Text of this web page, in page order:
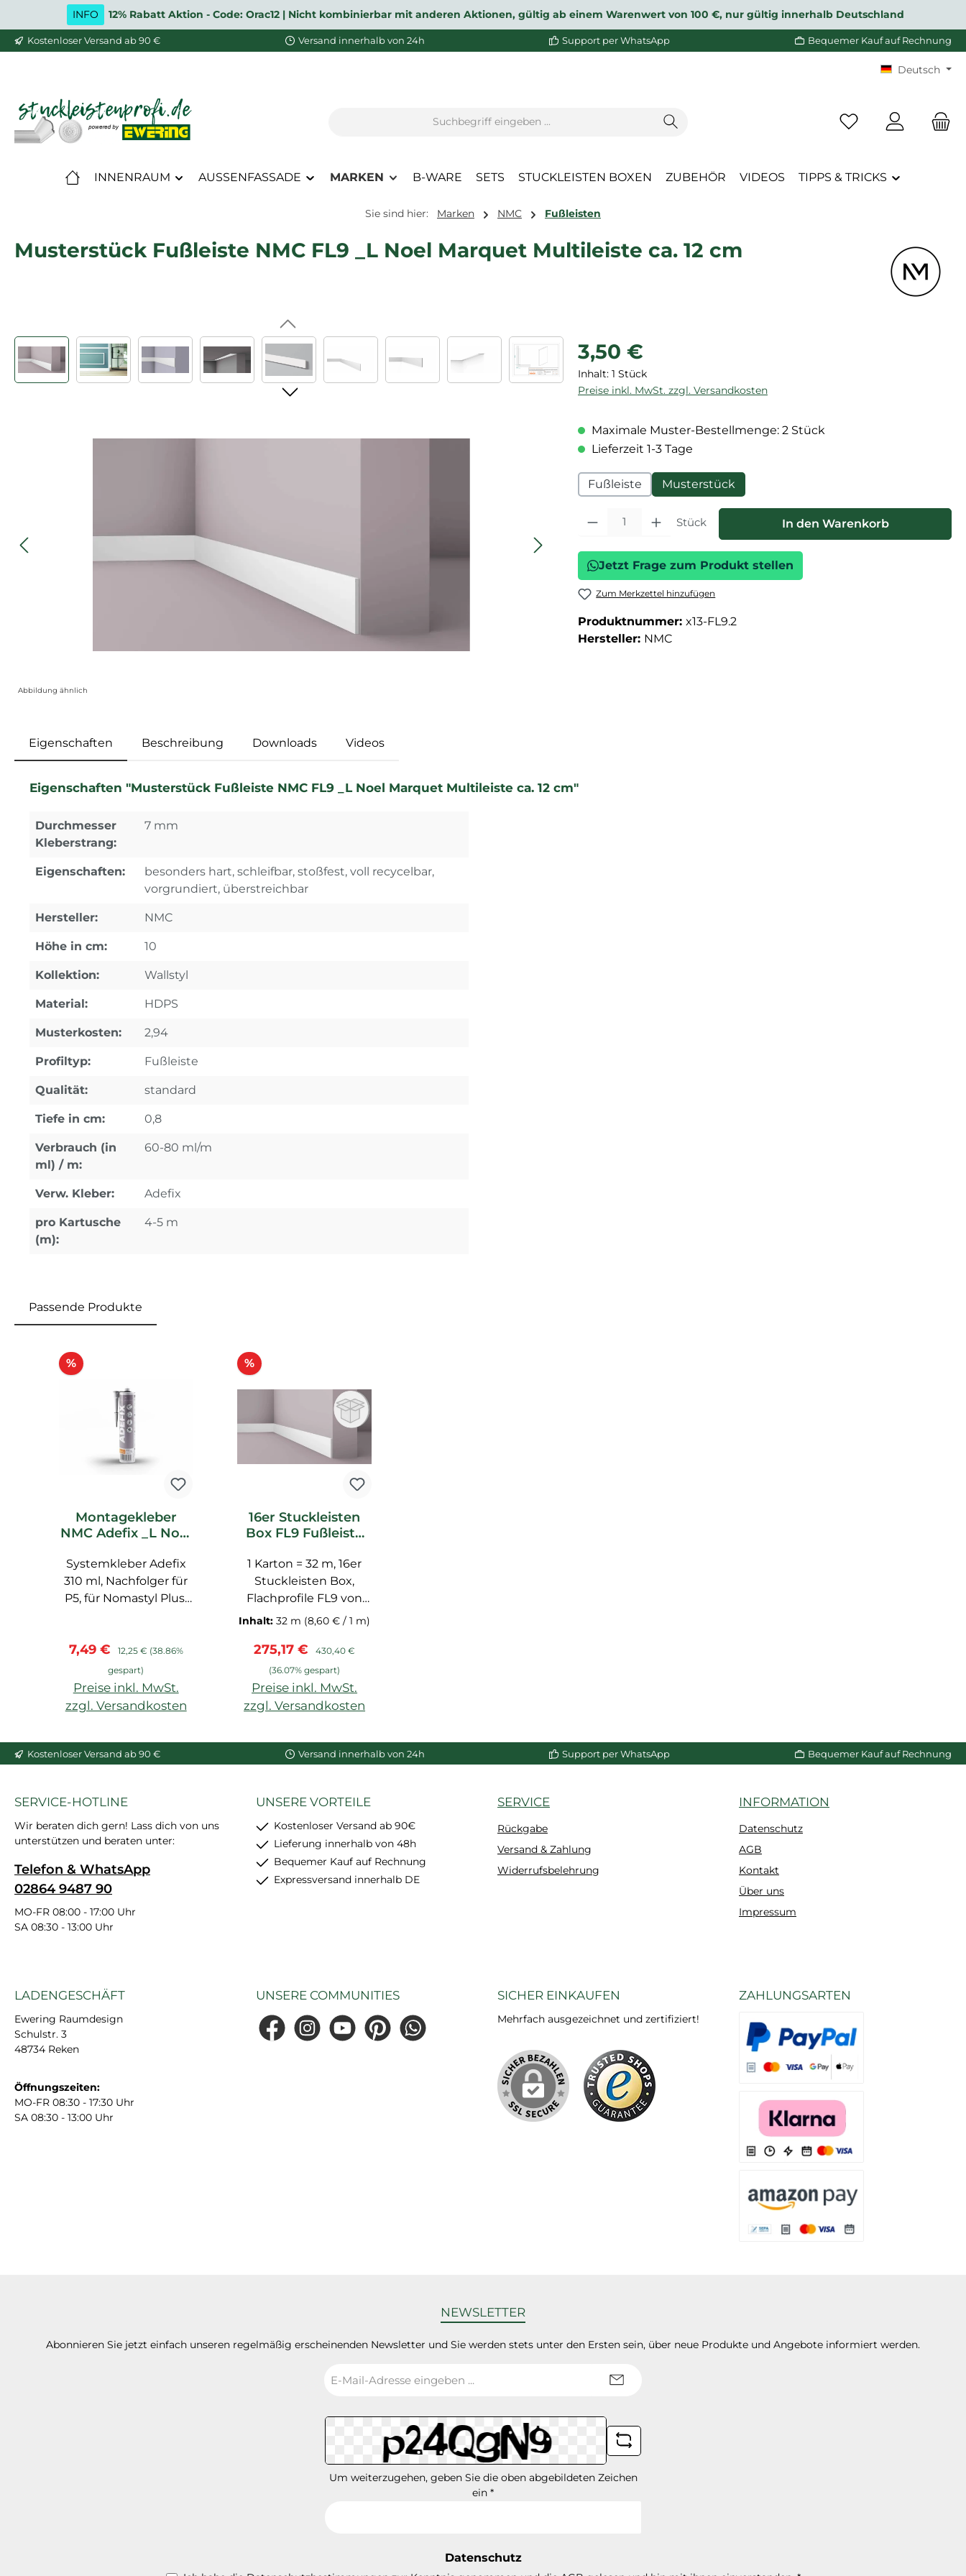
Hauptinhalt springen
Zur Suche springen
Zur Hauptnavigation springen
INFO 12% Rabatt Aktion - Code: Orac12 | Nicht kombinierbar mit anderen Aktionen, gültig ab einem Warenwert von 100 €, nur gültig innerhalb Deutschland
Kostenloser Versand ab 90 € Versand innerhalb von 24h Support per WhatsApp Bequemer Kauf auf Rechnung
Deutsch
Du hast 0 Produkte
INNENRAUM AUSSENFASSADE MARKEN B-WARE SETS STUCKLEISTEN BOXEN ZUBEHÖR VIDEOS TIPPS & TRICKS
Sie sind hier: Marken NMC Fußleisten
Musterstück Fußleiste NMC FL9 _L Noel Marquet Multileiste ca. 12 cm
Bildergalerie überspringen
Abbildung ähnlich
Regulärer Preis:
3,50 €
Inhalt: 1 Stück
Preise inkl. MwSt. zzgl. Versandkosten
Maximale Muster-Bestellmenge: 2 Stück
Lieferzeit 1-3 Tage
Fußleiste Musterstück
Produkt Anzahl: Gib den gewünschten Wert ein oder benutze die
Stück In den Warenkorb
Jetzt Frage zum Produkt stellen
Zum Merkzettel hinzufügen
Produktnummer: x13-FL9.2
Hersteller: NMC
Eigenschaften Beschreibung Downloads Videos
Eigenschaften "Musterstück Fußleiste NMC FL9 _L Noel Marquet Multileiste ca. 12 cm"
Durchmesser
Kleberstrang:
7 mm
Eigenschaften:
besonders hart, schleifbar, stoßfest, voll recycelbar,
vorgrundiert, überstreichbar
Hersteller: NMC
Höhe in cm: 10
Kollektion: Wallstyl
Material: HDPS
Musterkosten: 2,94
Profiltyp: Fußleiste
Qualität: standard
Tiefe in cm: 0,8
Verbrauch (in
ml) / m:
60-80 ml/m
Verw. Kleber: Adefix
pro Kartusche
(m):
4-5 m
Passende Produkte
%Rabatt
Montagekleber
NMC Adefix _L Noel
Spachtelkleber
Systemkleber Adefix
310 ml, Nachfolger für
P5, für Nomastyl Plus,
starke
Anfangshaftung,
feinkörnig, schleif- und
überstreichbar, enthält
Verkaufspreis:
7,49 € Regulärer Preis:
12,25 € (38.86%
gespart)
Preise inkl. MwSt.
zzgl. Versandkosten
%Rabatt
16er Stuckleisten
Box FL9 Fußleiste
Multileiste
1 Karton = 32 m, 16er
Stuckleisten Box,
Flachprofile FL9 von
NMC, Fußleiste
HDPS, vorgrundiert,
überstreichbar, voll
recycelbar
Inhalt:32 m (8,60 € / 1 m)
Verkaufspreis:
275,17 € Regulärer Preis:
430,40 €
(36.07% gespart)
Preise inkl. MwSt.
zzgl. Versandkosten
Kostenloser Versand ab 90 € Versand innerhalb von 24h Support per WhatsApp Bequemer Kauf auf Rechnung
SERVICE-HOTLINE
Wir beraten dich gern! Lass dich von uns
unterstützen und beraten unter:
Telefon & WhatsApp
02864 9487 90
MO-FR 08:00 - 17:00 Uhr
SA 08:30 - 13:00 Uhr
UNSERE VORTEILE
Kostenloser Versand ab 90€
Lieferung innerhalb von 48h
Bequemer Kauf auf Rechnung
Expressversand innerhalb DE
SERVICE
Rückgabe
Versand & Zahlung
Widerrufsbelehrung
INFORMATION
Datenschutz
AGB
Kontakt
Über uns
Impressum
LADENGESCHÄFT
Ewering Raumdesign
Schulstr. 3
48734 Reken
Öffnungszeiten:
MO-FR 08:30 - 17:30 Uhr
SA 08:30 - 13:00 Uhr
UNSERE COMMUNITIES
FacebookInstagramYouTubePinterestWhatsApp
SICHER EINKAUFEN
Mehrfach ausgezeichnet und zertifiziert!
ZAHLUNGSARTEN
NEWSLETTER
Abonnieren Sie jetzt einfach unseren regelmäßig erscheinenden Newsletter und Sie werden stets unter den Ersten sein, über neue Produkte und Angebote informiert werden.
Mail-
*
Um weiterzugehen, geben Sie die oben abgebildeten Zeichen
ein *
Datenschutz